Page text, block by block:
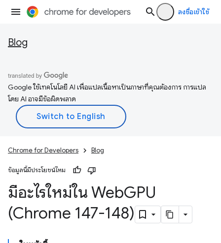
ลงชื่อเข้าใช้
Blog
Google ใช้เทคโนโลยี AI เพื่อแปลเนื้อหาเป็นภาษาที่คุณต้องการ การแปล
โดย AI อาจมีข้อผิดพลาด
Chrome for Developers Blog
ข้อมูลนี้มีประโยชน์ไหม
มีอะไรใหม่ใน WebGPU
(Chrome 147-148)